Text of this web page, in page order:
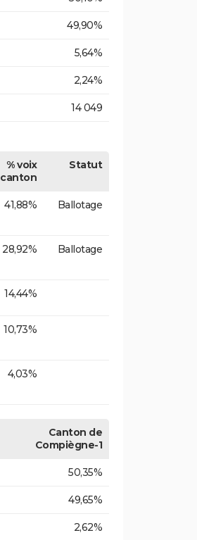
49,90%
5,64%
2,24%
14 049
% voix
canton
Statut
41,88% Ballotage
28,92% Ballotage
14,44%
10,73%
4,03%
Canton de
Compiègne-1
50,35%
49,65%
2,62%